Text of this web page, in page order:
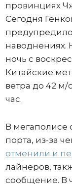
провинциях
Сегодня
наводнениях.
ночь с
Китайские
ветра до 42 м/
час.
В мегаполисе
порта, из-за
отменили и
лайнеров,
сообщение. В